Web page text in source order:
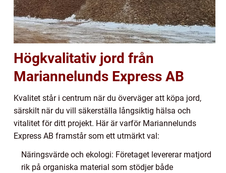
Högkvalitativ jord från
Mariannelunds Express AB
Kvalitet står i centrum när du överväger att köpa jord,
särskilt när du vill säkerställa långsiktig hälsa och
vitalitet för ditt projekt. Här är varför Mariannelunds
Express AB framstår som ett utmärkt val:
Näringsvärde och ekologi: Företaget levererar matjord
rik på organiska material som stödjer både